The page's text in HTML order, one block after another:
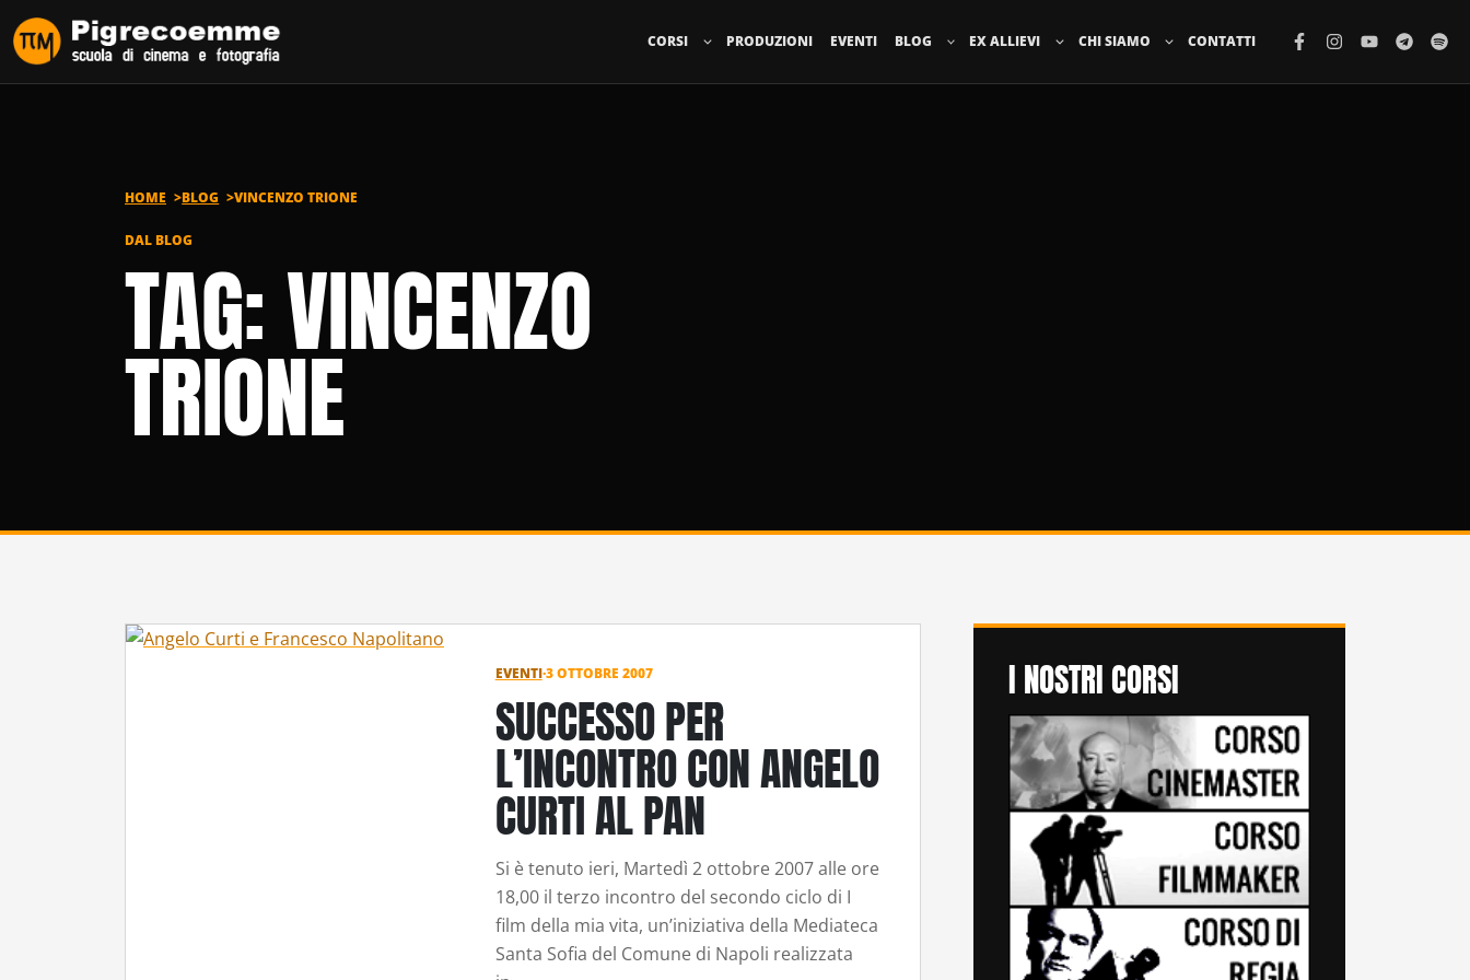
Vai al contenuto
CORSI PRODUZIONI EVENTI BLOG EX ALLIEVI CHI SIAMO CONTATTI
HOME BLOG VINCENZO TRIONE
DAL BLOG
TAG: VINCENZO
TRIONE
EVENTI·3 OTTOBRE 2007
SUCCESSO PER
L’INCONTRO CON ANGELO
CURTI AL PAN
Si è tenuto ieri, Martedì 2 ottobre 2007 alle ore
18,00 il terzo incontro del secondo ciclo di I
film della mia vita, un’iniziativa della Mediateca
Santa Sofia del Comune di Napoli realizzata
I NOSTRI CORSI